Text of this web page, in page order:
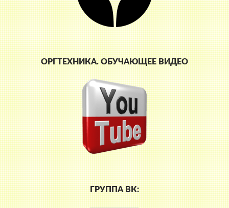
ОРГТЕХНИКА. ОБУЧАЮЩЕЕ ВИДЕО
ГРУППА ВК: